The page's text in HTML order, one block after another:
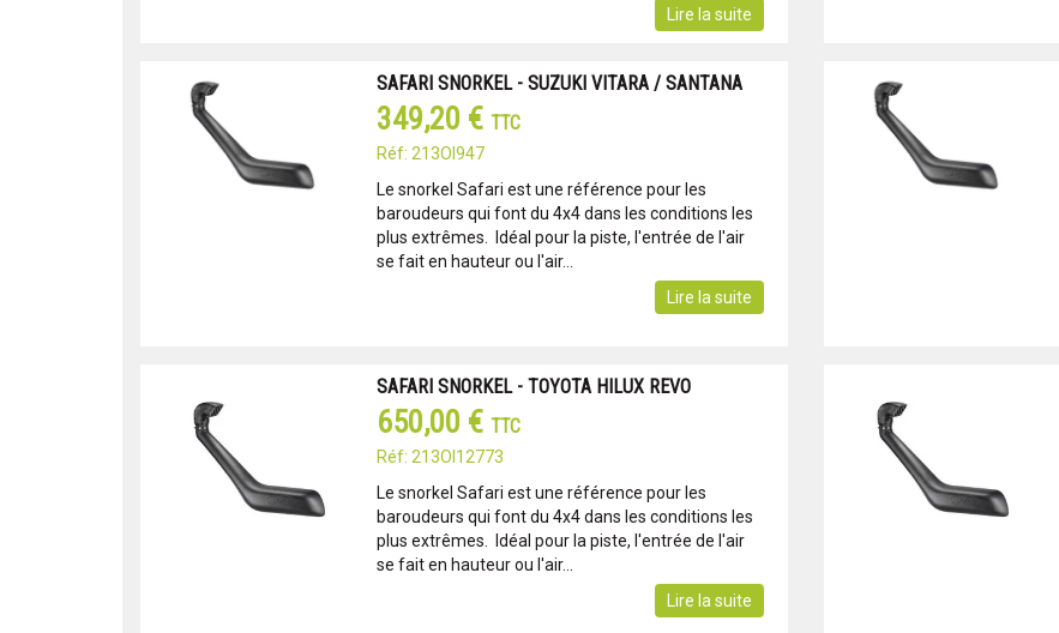
Lire la suite
SAFARI SNORKEL - SUZUKI VITARA / SANTANA
349,20 € TTC
Réf: 213OI947
Le snorkel Safari est une référence pour les
baroudeurs qui font du 4x4 dans les conditions les
plus extrêmes. Idéal pour la piste, l'entrée de l'air
se fait en hauteur ou l'air...
Lire la suite
SAFARI SNORKEL - TOYOTA HILUX REVO
650,00 € TTC
Réf: 213OI12773
Le snorkel Safari est une référence pour les
baroudeurs qui font du 4x4 dans les conditions les
plus extrêmes. Idéal pour la piste, l'entrée de l'air
se fait en hauteur ou l'air...
Lire la suite